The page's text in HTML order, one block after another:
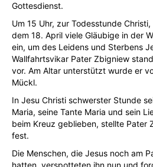
Gottesdienst.
Um 15 Uhr, zur Todesstunde
dem 18. April viele Gläubige in der
ein, um des Leidens und Sterbens
Wallfahrtsvikar Pater Zbigniew
vor. Am Altar unterstützt wurde er
Mückl.
In Jesu Christi schwerster Stunde
Maria, seine Tante Maria und sein
beim Kreuz geblieben, stellte Pater
fest.
Die Menschen, die Jesus noch am
hatten, verspotteten ihn nun und